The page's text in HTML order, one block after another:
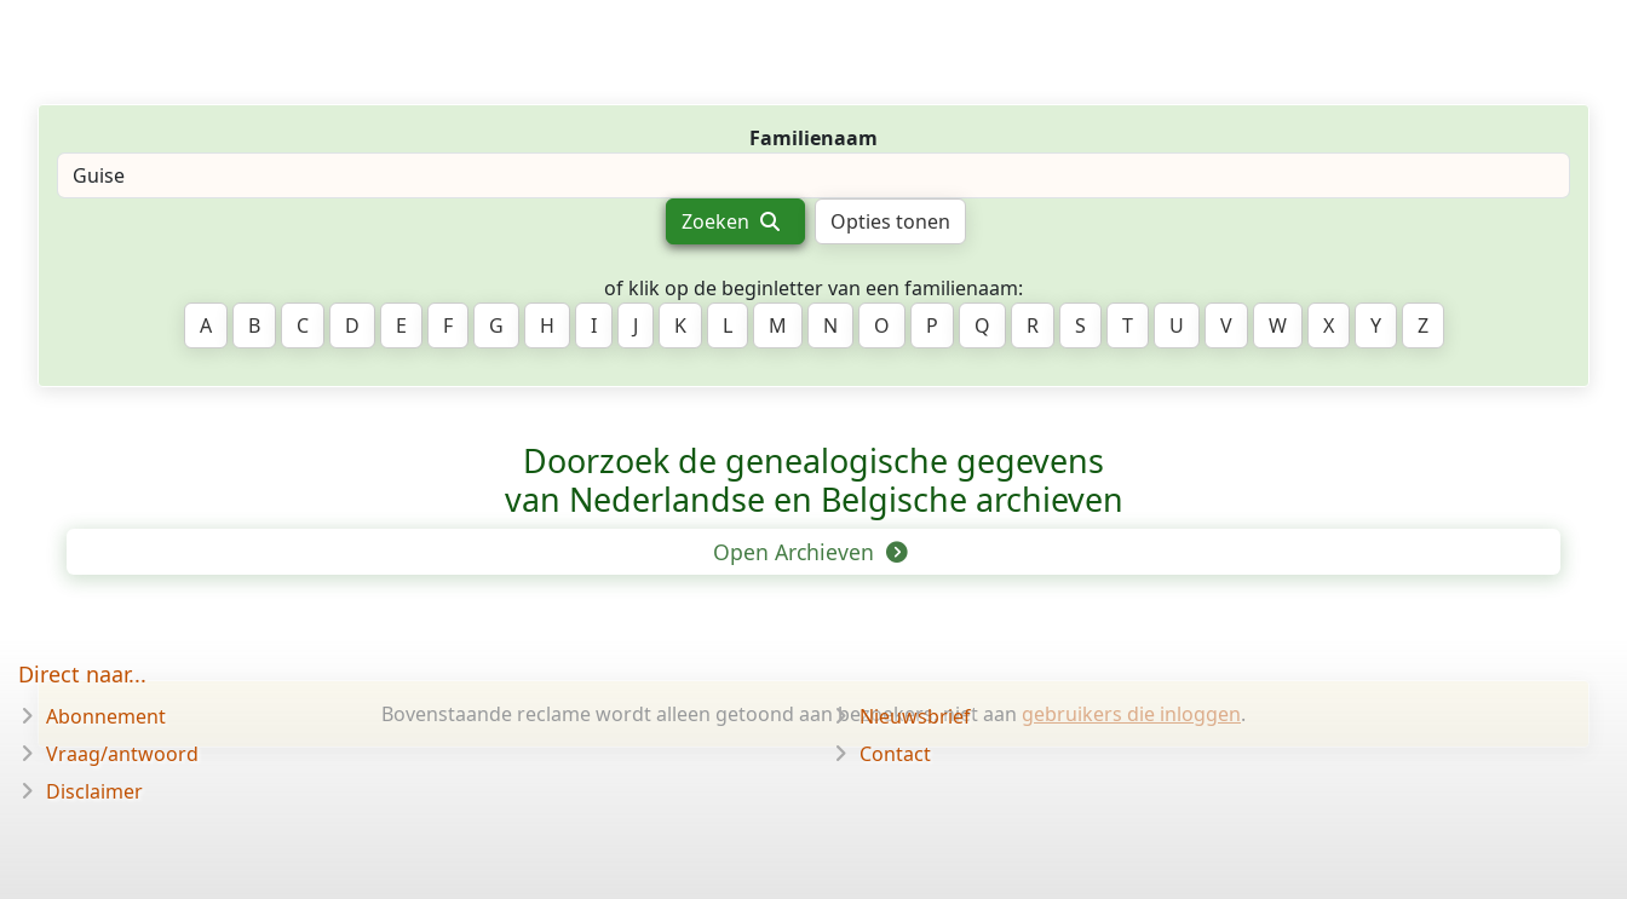
Familienaam
Zoeken Opties tonen
of klik op de beginletter van een familienaam:
A
B C D E F G H I J K L M N O P Q R S T U V W X Y Z
Doorzoek de genealogische gegevens
van Nederlandse en Belgische archieven
Open Archieven
Bovenstaande reclame wordt alleen getoond aan bezoekers, niet aan gebruikers die inloggen.
Direct naar...
Abonnement
Vraag/antwoord
Disclaimer
Nieuwsbrief
Contact